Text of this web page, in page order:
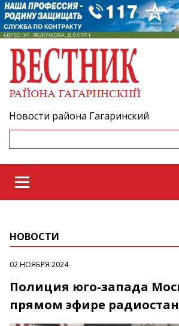
Новости района Гагаринский
НОВОСТИ
02 НОЯБРЯ 2024
Полиция юго-запада
прямом эфире